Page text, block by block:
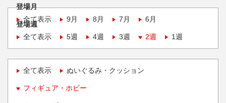
登場月
全て表示
9月 8月 7月 6月
登場週
全て表示
5週 4週 3週 2週 1週
全て表示 ぬいぐるみ・クッション
フィギュア・ホビー